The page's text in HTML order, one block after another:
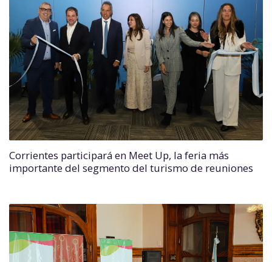
Corrientes participará en Meet Up, la feria más
importante del segmento del turismo de reuniones